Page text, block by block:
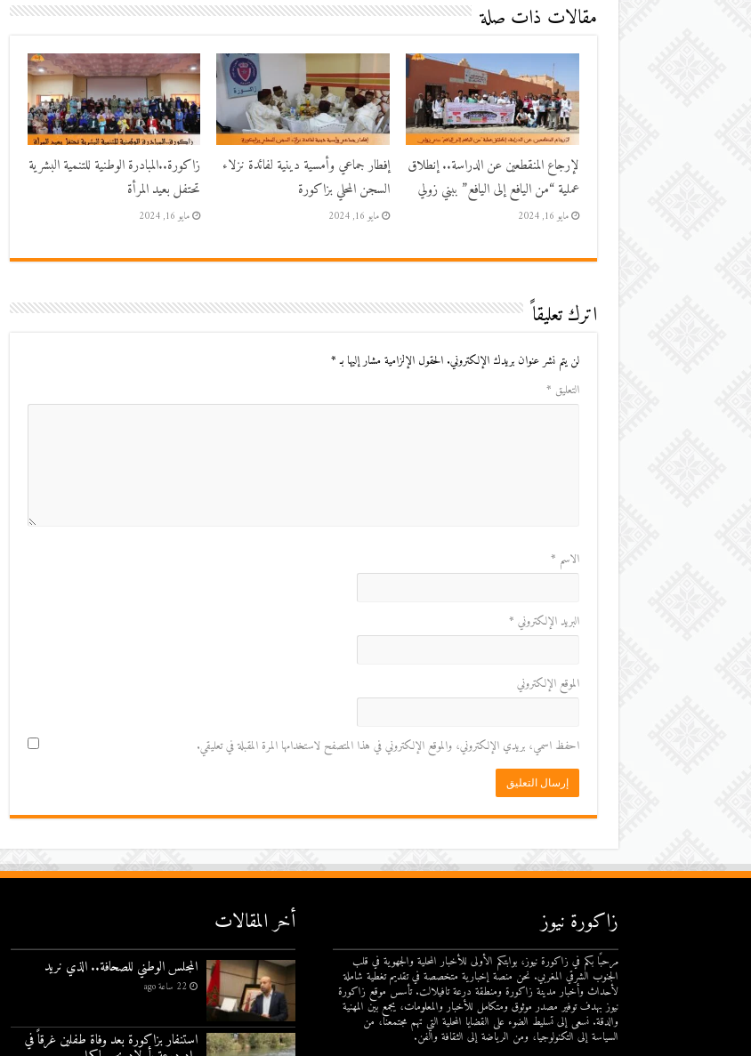
مقالات ذات صلة
لإرجاع المنقطعين عن الدراسة.. إنطلاق
عملية “من اليافع إلى اليافع” ببني زولي
مايو 16, 2024
إفطار جماعي وأمسية دينية لفائدة نزلاء
السجن المحلي بزاكورة
مايو 16, 2024
زاكورة..المبادرة الوطنية للتنمية البشرية
تحتفل بعيد المرأة
مايو 16, 2024
اترك تعليقاً
لن يتم نشر عنوان بريدك الإلكتروني. الحقول الإلزامية مشار إليها بـ*
التعليق *
الاسم *
البريد الإلكتروني *
الموقع الإلكتروني
احفظ اسمي، بريدي الإلكتروني، والموقع الإلكتروني في هذا المتصفح لاستخدامها المرة المقبلة في تعليقي.
زاكورة نيوز
مرحبًا بكم في زاكورة نيوز، بوابتكم الأولى للأخبار المحلية والجهوية في قلب
الجنوب الشرقي المغربي. نحن منصة إخبارية متخصصة في تقديم تغطية شاملة
لأحداث وأخبار مدينة زاكورة ومنطقة درعة تافيلالت. تأسس موقع زاكورة
نيوز بهدف توفير مصدر موثوق ومتكامل للأخبار والمعلومات، يجمع بين المهنية
والدقة. نسعى إلى تسليط الضوء على القضايا المحلية التي تهم مجتمعنا، من
السياسة إلى التكنولوجيا، ومن الرياضة إلى الثقافة والفن.
أخر المقالات
المجلس الوطني للصحافة.. الذي نريد
22 ساعة ago
استنفار بزاكورة بعد وفاة طفلين غرقاً في